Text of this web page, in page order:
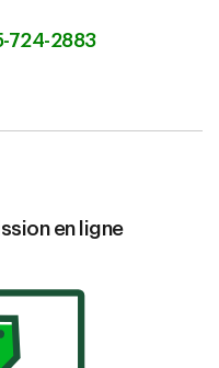
724-2883
en ligne